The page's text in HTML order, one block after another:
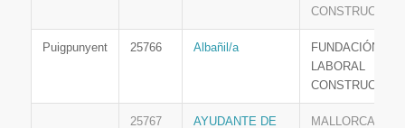
CONSTRUCCIÓN
Puigpunyent 25766 Albañil/a
FUNDACIÓN
LABORAL
CONSTRUCCIÓN
25767
AYUDANTE DE
MALLORCA